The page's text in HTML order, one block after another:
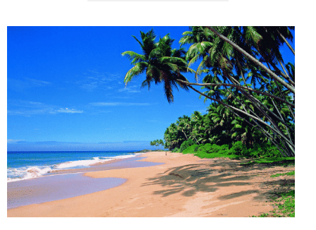
FASHION
OUTFIT
TRAVEL
PARTIES
CELEB